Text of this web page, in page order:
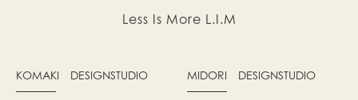
Less Is More L.I.M
KOMAKI DESIGNSTUDIO MIDORI DESIGNSTUDIO